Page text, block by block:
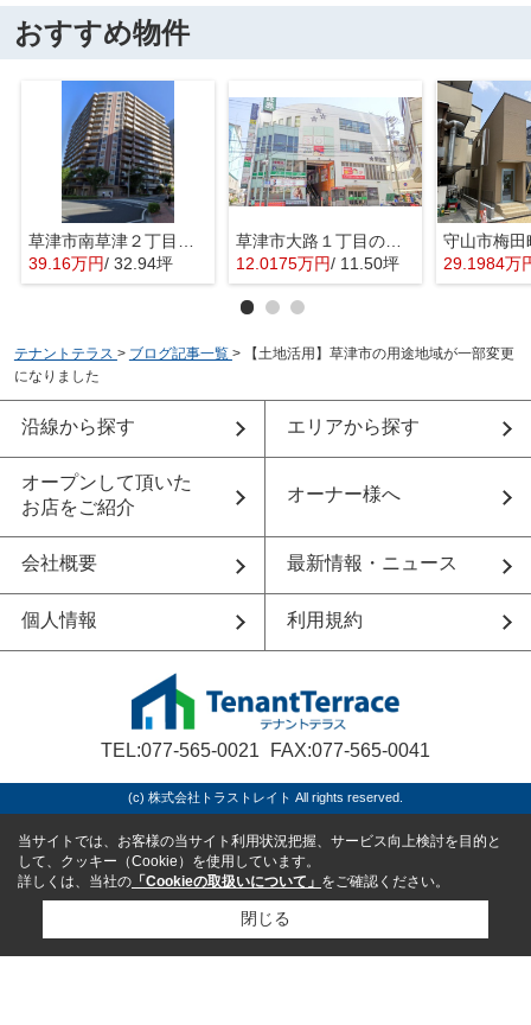
おすすめ物件
39.16万円/ 32.94坪
草津市大路１丁目の事務所
12.0175万円/ 11.50坪 29.1984万
テナントテラス > ブログ記事一覧 >
【土地活用】草津市の用途地域が一部変更
になりました
沿線から探す エリアから探す
オープンして頂いた
お店をご紹介
オーナー様へ
会社概要 最新情報・ニュース
個人情報 利用規約
TEL:077-565-0021 FAX:077-565-0041
(c) 株式会社トラストレイト All rights reserved.
当サイトでは、お客様の当サイト利用状況把握、サービス向上検討を目的と
して、クッキー（Cookie）を使用しています。
詳しくは、当社の 「Cookieの取扱いについて」 をご確認ください。
閉じる